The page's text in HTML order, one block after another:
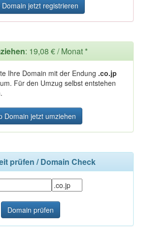
Domain jetzt registrieren
: 19,08 € / Monat *
Ihre Domain mit der Endung .co.jp
Für den Umzug selbst entstehen
Domain jetzt umziehen
prüfen / Domain Check